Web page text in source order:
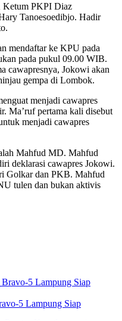
Ketum PKPI Diaz
Tanoesoedibjo. Hadir
mendaftar ke KPU pada
pada pukul 09.00 WIB.
cawapresnya, Jokowi akan
gempa di Lombok.
menjadi cawapres
Ma’ruf pertama kali disebut
menjadi cawapres
Mahfud MD. Mahfud
deklarasi cawapres Jokowi.
Golkar dan PKB. Mahfud
tulen dan bukan aktivis
5 Lampung Siap